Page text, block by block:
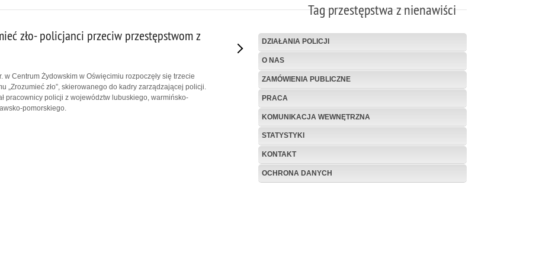
Tag przestępstwa z nienawiści
DZIAŁANIA POLICJI
O NAS
ZAMÓWIENIA PUBLICZNE
PRACA
KOMUNIKACJA WEWNĘTRZNA
STATYSTYKI
KONTAKT
OCHRONA DANYCH
zło- policjanci przeciw przestępstwom z
w Centrum Żydowskim w Oświęcimiu rozpoczęły się trzecie
„Zrozumieć zło”, skierowanego do kadry zarządzającej policji.
pracownicy policji z województw lubuskiego, warmińsko-
pomorskiego.